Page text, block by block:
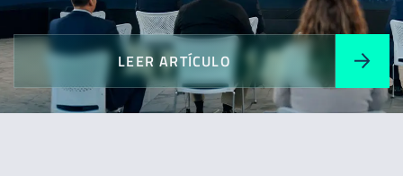
LEER ARTÍCULO